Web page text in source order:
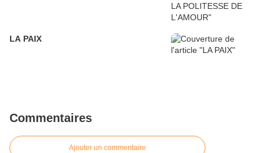
LA PAIX
Commentaires
Ajouter un commentaire